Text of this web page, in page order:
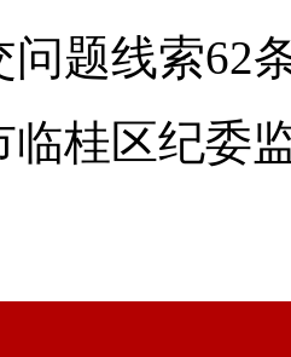
问题线索62
临桂区纪委